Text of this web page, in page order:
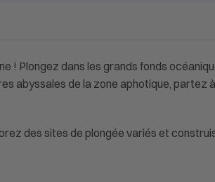
! Plongez dans les grands fonds
abyssales de la zone aphotique,
des sites de plongée variés et